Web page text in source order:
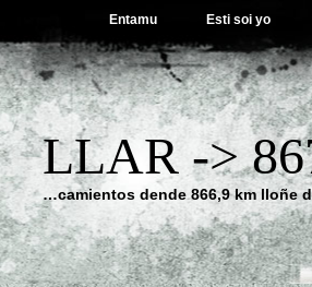
Entamu Esti soi yo
LLAR ->
…camientos dende 866,9 km lloñe